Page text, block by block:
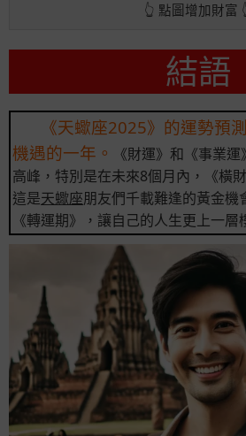
👆 點圖增加財富
結語
《天蠍座2025》的運勢預
機遇的一年。
《財運》和《事業
高峰，特別是在未來8個月內，《橫
這是天蠍座朋友們千載難逢的黃金機
《轉運期》，讓自己的人生更上一層